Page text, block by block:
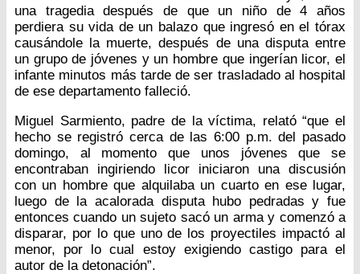
una tragedia después de que un niño de 4 años
perdiera su vida de un balazo que ingresó en el tórax
causándole la muerte, después de una disputa entre
un grupo de jóvenes y un hombre que ingerían licor, el
infante minutos más tarde de ser trasladado al hospital
de ese departamento falleció.
Miguel Sarmiento, padre de la víctima, relató “que el
hecho se registró cerca de las 6:00 p.m. del pasado
domingo, al momento que unos jóvenes que se
encontraban ingiriendo licor iniciaron una discusión
con un hombre que alquilaba un cuarto en ese lugar,
luego de la acalorada disputa hubo pedradas y fue
entonces cuando un sujeto sacó un arma y comenzó a
disparar, por lo que uno de los proyectiles impactó al
menor, por lo cual estoy exigiendo castigo para el
autor de la detonación”.